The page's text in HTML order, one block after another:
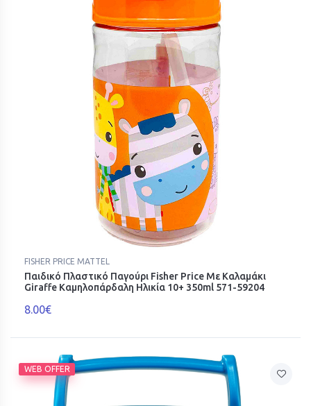
FISHER PRICE MATTEL
Παιδικό Πλαστικό Παγούρι Fisher Price Με Καλαμάκι
Giraffe Καμηλοπάρδαλη Ηλικία 10+ 350ml 571-59204
8.00€
WEB OFFER